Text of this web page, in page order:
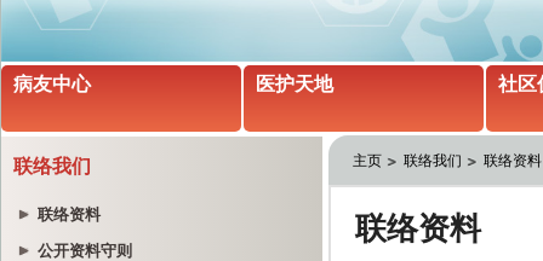
病友中心 医护天地 社区
联络我们
联络资料
公开资料守则
主页 联络我们 联络资料